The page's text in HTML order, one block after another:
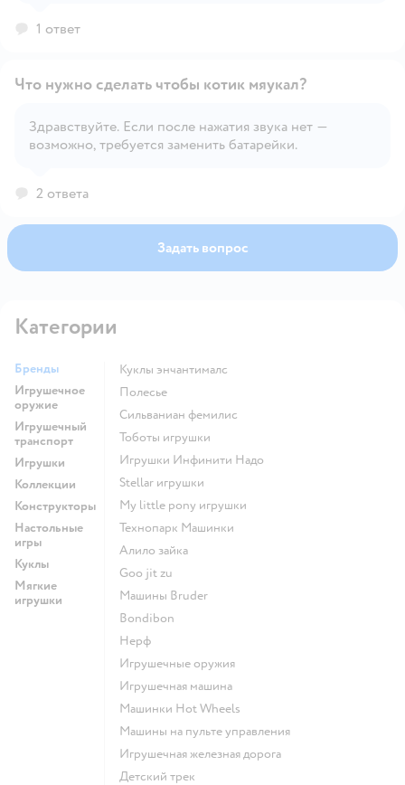
1 ответ
Открыть вопрос
Что нужно сделать чтобы котик мяукал?
Здравствуйте. Если после нажатия звука нет —
возможно, требуется заменить батарейки.
2 ответа
Задать вопрос
Категории
Бренды
Игрушечное
оружие
Игрушечный
транспорт
Игрушки
Коллекции
Конструкторы
Настольные
игры
Куклы
Мягкие
игрушки
Куклы энчантималс
Полесье
Сильваниан фемилис
Тоботы игрушки
Игрушки Инфинити Надо
Stellar игрушки
my little pony игрушки
Технопарк Машинки
Алило зайка
Goo jit zu
Машины Bruder
Bondibon
Нерф
Игрушечные оружия
Игрушечная машина
Машинки Hot Wheels
Машины на пульте управления
Игрушечная железная дорога
Детский трек